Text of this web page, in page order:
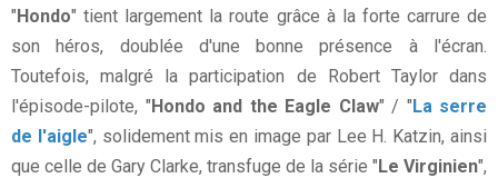
"Hondo" tient largement la route grâce à la forte carrure de
son héros, doublée d'une bonne présence à l'écran.
Toutefois, malgré la participation de Robert Taylor dans
l'épisode-pilote, "Hondo and the Eagle Claw" / "La serre
de l'aigle", solidement mis en image par Lee H. Katzin, ainsi
que celle de Gary Clarke, transfuge de la série "Le Virginien",